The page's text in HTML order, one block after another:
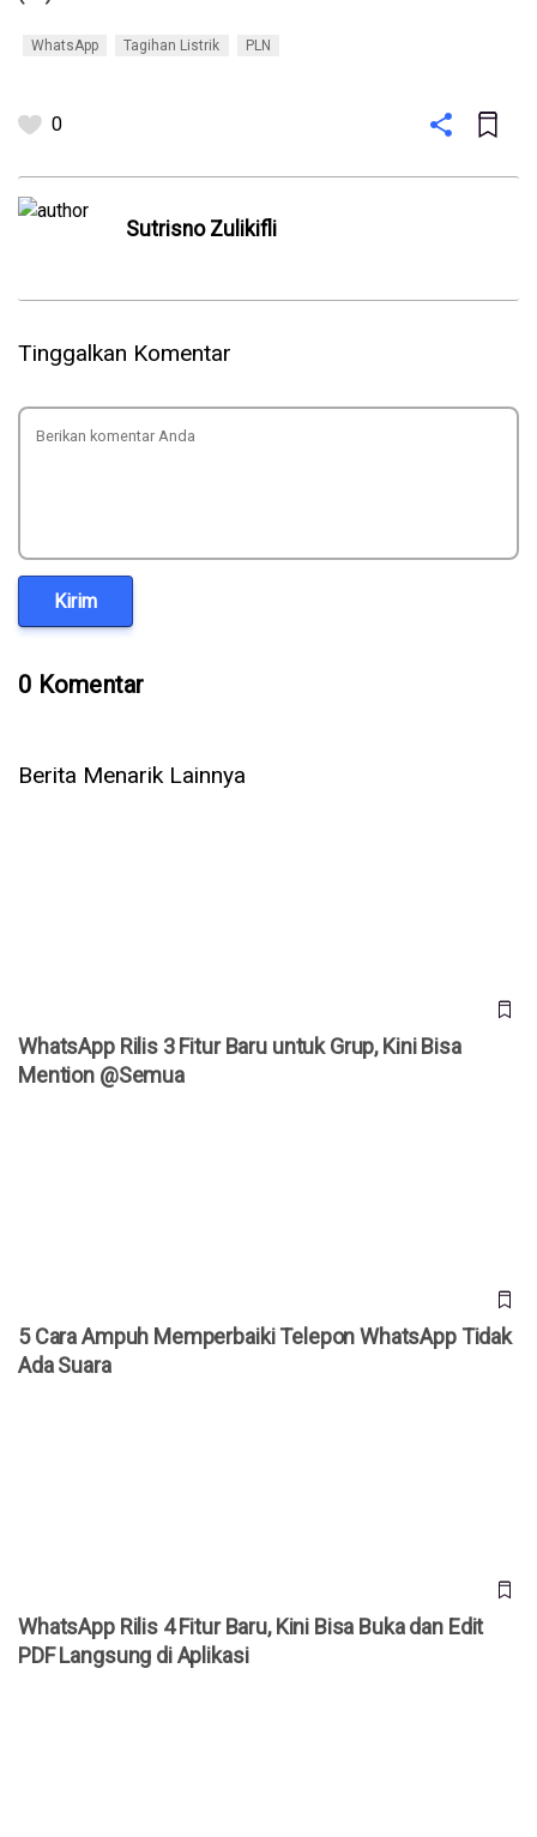
WhatsApp Tagihan Listrik PLN
0
Sutrisno Zulikifli
Tinggalkan Komentar
Kirim
0 Komentar
Berita Menarik Lainnya
WhatsApp Rilis 3 Fitur Baru untuk Grup, Kini Bisa
Mention @Semua
5 Cara Ampuh Memperbaiki Telepon WhatsApp Tidak
Ada Suara
WhatsApp Rilis 4 Fitur Baru, Kini Bisa Buka dan Edit
PDF Langsung di Aplikasi